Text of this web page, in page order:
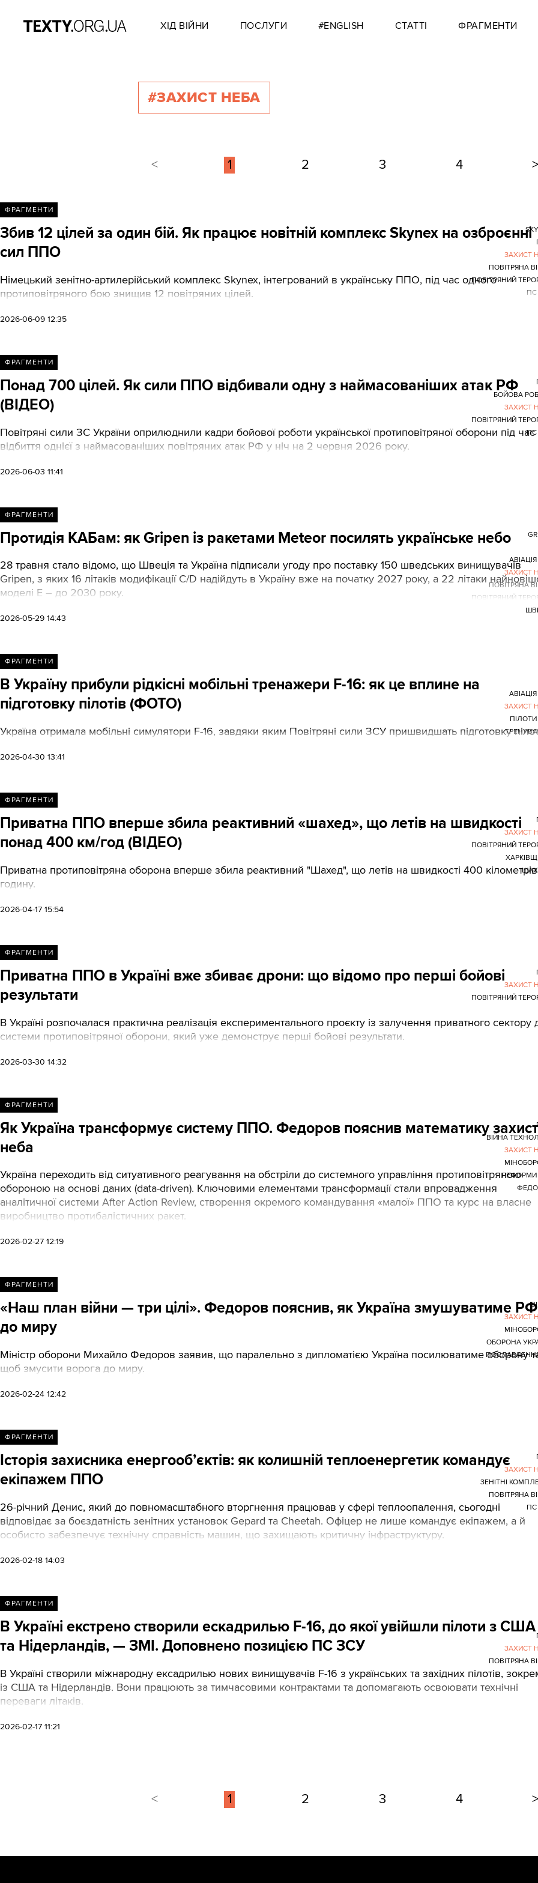
ХІД ВІЙНИ ПОСЛУГИ #ENGLISH СТАТТІ ФРАГМЕНТИ
#ЗАХИСТ НЕБА
< 1 2 3 4 >
ФРАГМЕНТИ
Збив 12 цілей за один бій. Як працює новітній комплекс Skynex на озброєнні
сил ППО
Німецький зенітно-артилерійський комплекс Skynex, інтегрований в українську ППО, під час одного
протиповітряного бою знищив 12 повітряних цілей.
2026-06-09 12:35
ЗАХИСТ
ПОВІТРЯНА
ПОВІТРЯНИЙ
ПС
ФРАГМЕНТИ
Понад 700 цілей. Як сили ППО відбивали одну з наймасованіших атак РФ
(ВІДЕО)
Повітряні сили ЗС України оприлюднили кадри бойової роботи української протиповітряної оборони під час
відбиття однієї з наймасованіших повітряних атак РФ у ніч на 2 червня 2026 року.
2026-06-03 11:41
БОЙОВА
ЗАХИСТ
ПОВІТРЯНИЙ
ПС
ФРАГМЕНТИ
Протидія КАБам: як Gripen із ракетами Meteor посилять українське небо
28 травня стало відомо, що Швеція та Україна підписали угоду про поставку 150 шведських винищувачів
Gripen, з яких 16 літаків модифікації C/D надійдуть в Україну вже на початку 2027 року, а 22 літаки
моделі Е – до 2030 року.
2026-05-29 14:43
ЗАХИСТ
ПОВІТРЯНА
ПОВІТРЯНИЙ
ФРАГМЕНТИ
В Україну прибули рідкісні мобільні тренажери F-16: як це вплине на
підготовку пілотів (ФОТО)
Україна отримала мобільні симулятори F-16, завдяки яким Повітряні сили ЗСУ пришвидшать підготовку
2026-04-30 13:41
ЗАХИСТ
ФРАГМЕНТИ
Приватна ППО вперше збила реактивний «шахед», що летів на швидкості
понад 400 км/год (ВІДЕО)
Приватна протиповітряна оборона вперше збила реактивний "Шахед", що летів на швидкості 400
годину.
2026-04-17 15:54
ЗАХИСТ
ПОВІТРЯНИЙ
ФРАГМЕНТИ
Приватна ППО в Україні вже збиває дрони: що відомо про перші бойові
результати
В Україні розпочалася практична реалізація експериментального проєкту із залучення приватного сектору
системи протиповітряної оборони, який уже демонструє перші бойові результати.
2026-03-30 14:32
ЗАХИСТ
ПОВІТРЯНИЙ
ФРАГМЕНТИ
Як Україна трансформує систему ППО. Федоров пояснив математику
неба
Україна переходить від ситуативного реагування на обстріли до системного управління протиповітряною
обороною на основі даних (data-driven). Ключовими елементами трансформації стали впровадження
аналітичної системи After Action Review, створення окремого командування «малої» ППО та курс на власне
виробництво протибалістичних ракет.
2026-02-27 12:19
ВІЙНА
ЗАХИСТ
РЕФОРМИ
ФРАГМЕНТИ
«Наш план війни — три цілі». Федоров пояснив, як Україна змушуватиме РФ
до миру
Міністр оборони Михайло Федоров заявив, що паралельно з дипломатією Україна посилюватиме оборону
щоб змусити ворога до миру.
2026-02-24 12:42
ЗАХИСТ
ОБОРОНА
ФРАГМЕНТИ
Історія захисника енергооб’єктів: як колишній теплоенергетик командує
екіпажем ППО
26-річний Денис, який до повномасштабного вторгнення працював у сфері теплоопалення, сьогодні
відповідає за боєздатність зенітних установок Gepard та Cheetah. Офіцер не лише командує екіпажем, а й
особисто забезпечує технічну справність машин, що захищають критичну інфраструктуру.
2026-02-18 14:03
ЗАХИСТ
ЗЕНІТНІ
ПОВІТРЯНА
ПС
ФРАГМЕНТИ
В Україні екстрено створили ескадрилью F-16, до якої увійшли пілоти з США
та Нідерландів, — ЗМІ. Доповнено позицією ПС ЗСУ
В Україні створили міжнародну ексадрилью нових винищувачів F-16 з українських та західних пілотів,
із США та Нідерландів. Вони працюють за тимчасовими контрактами та допомагають освоювати технічні
переваги літаків.
2026-02-17 11:21
ЗАХИСТ
ПОВІТРЯНА
< 1 2 3 4 >